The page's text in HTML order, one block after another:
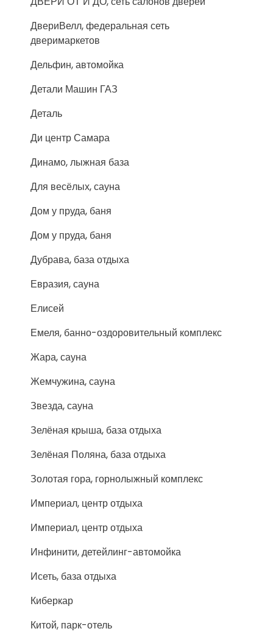
ДвериВелл, федеральная сеть
дверимаркетов
Дельфин, автомойка
Детали Машин ГАЗ
Деталь
Ди центр Самара
Динамо, лыжная база
Для весёлых, сауна
Дом у пруда, баня
Дом у пруда, баня
Дубрава, база отдыха
Евразия, сауна
Елисей
Емеля, банно-оздоровительный комплекс
Жара, сауна
Жемчужина, сауна
Звезда, сауна
Зелёная крыша, база отдыха
Зелёная Поляна, база отдыха
Золотая гора, горнолыжный комплекс
Империал, центр отдыха
Империал, центр отдыха
Инфинити, детейлинг-автомойка
Исеть, база отдыха
Киберкар
Китой, парк-отель